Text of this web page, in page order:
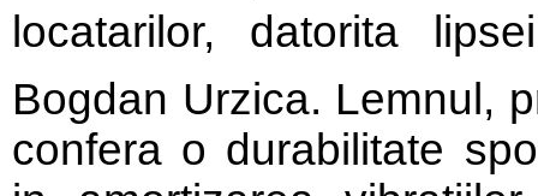
locatarilor, datorita
Bogdan Urzica. Lemnul,
confera o durabilitate